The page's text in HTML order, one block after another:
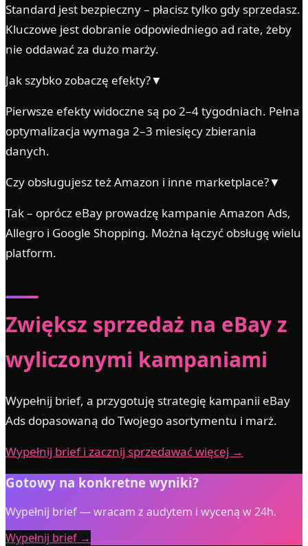
Standard jest bezpieczny – płacisz tylko gdy sprzedasz.
Kluczowe jest dobranie odpowiedniego ad rate, żeby
nie oddawać za dużo marży.
Jak szybko zobaczę efekty?▼
Pierwsze efekty widoczne są po 2–4 tygodniach. Pełna
optymalizacja wymaga 2–3 miesięcy zbierania
danych.
Czy obsługujesz też Amazon i inne marketplace?▼
Tak – oprócz eBay prowadzę kampanie Amazon Ads,
Allegro i Google Shopping. Można łączyć obsługę wielu
platform.
Zwiększ sprzedaż na eBay z
wyliczonymi kampaniami
Wypełnij brief, a przygotuję strategię kampanii eBay
Ads dopasowaną do Twojego asortymentu i marż.
Wypełnij brief i zacznij sprzedawać więcej →
Gotowy na konkretne wyniki?
Wypełnij brief — wracam z audytem i wyceną w 24h.
Wypełnij brief →